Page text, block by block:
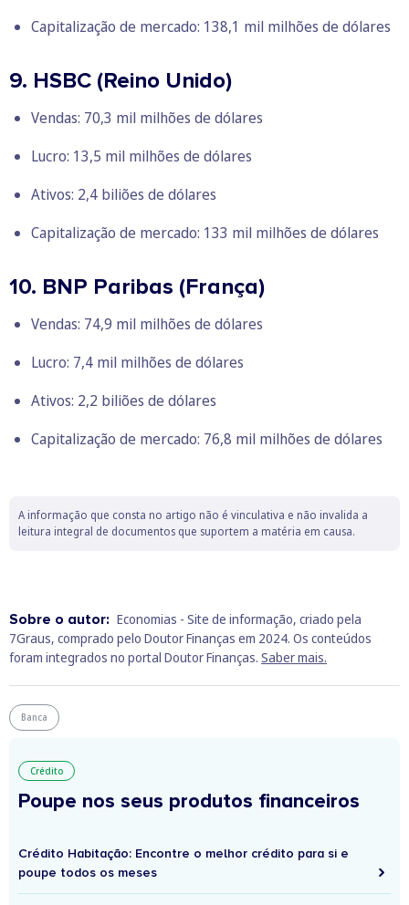
Capitalização de mercado: 138,1 mil milhões de dólares
9. HSBC (Reino Unido)
Vendas: 70,3 mil milhões de dólares
Lucro: 13,5 mil milhões de dólares
Ativos: 2,4 biliões de dólares
Capitalização de mercado: 133 mil milhões de dólares
10. BNP Paribas (França)
Vendas: 74,9 mil milhões de dólares
Lucro: 7,4 mil milhões de dólares
Ativos: 2,2 biliões de dólares
Capitalização de mercado: 76,8 mil milhões de dólares
A informação que consta no artigo não é vinculativa e não invalida a
leitura integral de documentos que suportem a matéria em causa.
Sobre o autor: Economias - Site de informação, criado pela
7Graus, comprado pelo Doutor Finanças em 2024. Os conteúdos
foram integrados no portal Doutor Finanças. Saber mais.
Banca
Crédito
Poupe nos seus produtos financeiros
Crédito Habitação: Encontre o melhor crédito para si e
poupe todos os meses